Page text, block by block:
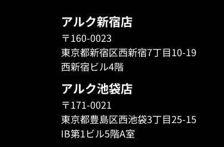
アルク新宿店
〒160-0023
東京都新宿区西新宿7丁目10-19
西新宿ビル4階
アルク池袋店
〒171-0021
東京都豊島区西池袋3丁目25-15
IB第1ビル5階A室